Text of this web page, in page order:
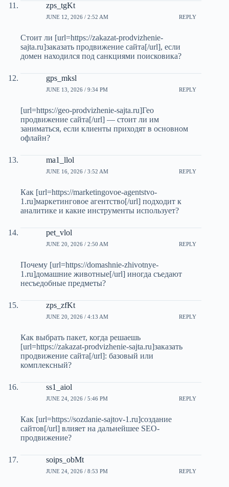
zps_tgKt
JUNE 12, 2026 / 2:52 AM REPLY
Стоит ли [url=https://zakazat-prodvizhenie-
sajta.ru]заказать продвижение сайта[/url], если
домен находился под санкциями поисковика?
gps_mksl
JUNE 13, 2026 / 9:34 PM REPLY
[url=https://geo-prodvizhenie-sajta.ru]Гео
продвижение сайта[/url] — стоит ли им
заниматься, если клиенты приходят в основном
офлайн?
ma1_llol
JUNE 16, 2026 / 3:52 AM REPLY
Как [url=https://marketingovoe-agentstvo-
1.ru]маркетинговое агентство[/url] подходит к
аналитике и какие инструменты использует?
pet_vlol
JUNE 20, 2026 / 2:50 AM REPLY
Почему [url=https://domashnie-zhivotnye-
1.ru]домашние животные[/url] иногда съедают
несъедобные предметы?
zps_zfKt
JUNE 20, 2026 / 4:13 AM REPLY
Как выбрать пакет, когда решаешь
[url=https://zakazat-prodvizhenie-sajta.ru]заказать
продвижение сайта[/url]: базовый или
комплексный?
ss1_aiol
JUNE 24, 2026 / 5:46 PM REPLY
Как [url=https://sozdanie-sajtov-1.ru]создание
сайтов[/url] влияет на дальнейшее SEO-
продвижение?
soips_obMt
JUNE 24, 2026 / 8:53 PM REPLY